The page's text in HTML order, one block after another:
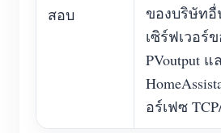
สอบ
ของบริษัทอื่
เซิร์ฟเวอร์
PVoutput แ
อร์เฟซ